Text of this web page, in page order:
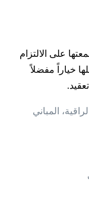
على الالتزام
خياراً مفضلاً
المباني